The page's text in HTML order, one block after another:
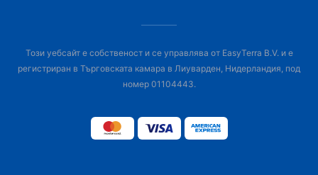
Този уебсайт е собственост и се управлява от EasyTerra B.V. и е
регистриран в Търговската камара в Лиуварден, Нидерландия, под
номер 01104443.